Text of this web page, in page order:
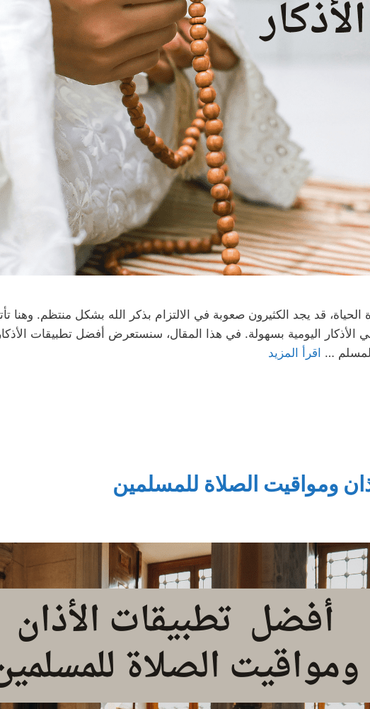
قد يجد الكثيرون صعوبة في الالتزام بذكر الله بشكل منتظم. وهنا
في الأذكار اليومية بسهولة. في هذا المقال، سنستعرض أفضل تطبيقات
… اقرأ المزيد